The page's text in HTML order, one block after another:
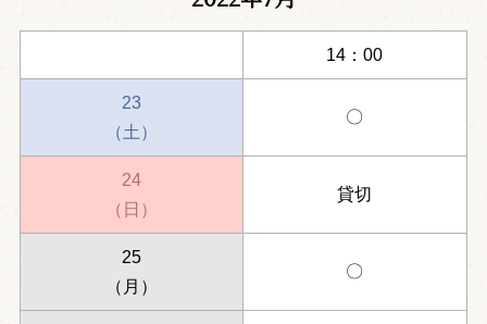
14：00
23
（土）
〇
24
（日）
貸切
25
（月）
〇